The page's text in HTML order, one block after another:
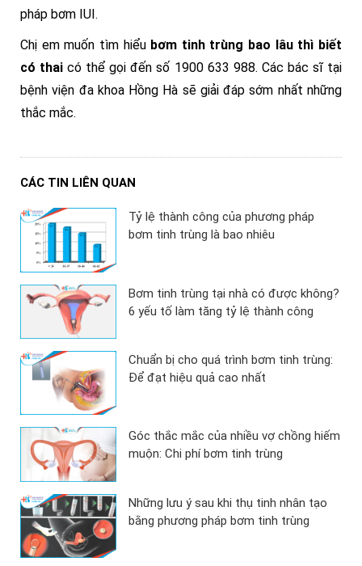
pháp bơm IUI.
Chị em muốn tìm hiểu bơm tinh trùng bao lâu thì biết
có thai có thể gọi đến số 1900 633 988. Các bác sĩ tại
bệnh viện đa khoa Hồng Hà sẽ giải đáp sớm nhất những
thắc mắc.
CÁC TIN LIÊN QUAN
Tỷ lệ thành công của phương pháp
bơm tinh trùng là bao nhiêu
Bơm tinh trùng tại nhà có được không?
6 yếu tố làm tăng tỷ lệ thành công
Chuẩn bị cho quá trình bơm tinh trùng:
Để đạt hiệu quả cao nhất
Góc thắc mắc của nhiều vợ chồng hiếm
muộn: Chi phí bơm tinh trùng
Những lưu ý sau khi thụ tinh nhân tạo
bằng phương pháp bơm tinh trùng